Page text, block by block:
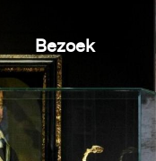
Bezoek